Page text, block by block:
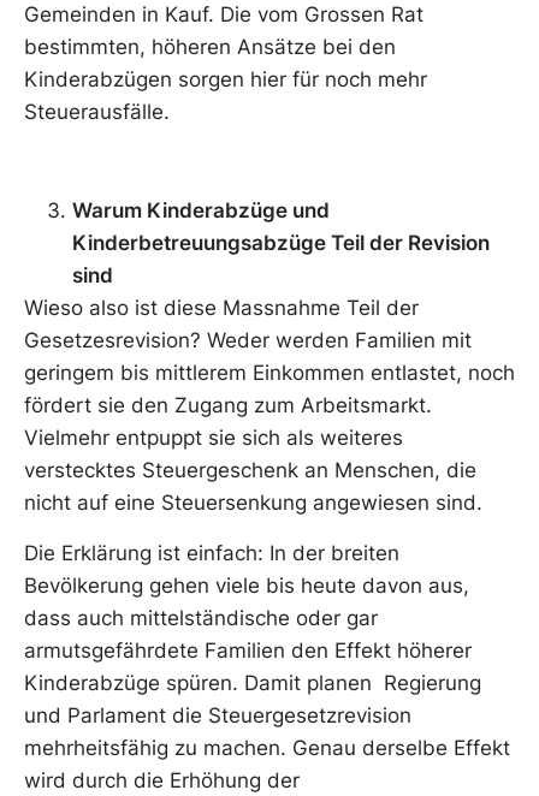
Gemeinden in Kauf. Die vom Grossen Rat
bestimmten, höheren Ansätze bei den
Kinderabzügen sorgen hier für noch mehr
Steuerausfälle.
Warum Kinderabzüge und
Kinderbetreuungsabzüge Teil der Revision
sind
Wieso also ist diese Massnahme Teil der
Gesetzesrevision? Weder werden Familien mit
geringem bis mittlerem Einkommen entlastet, noch
fördert sie den Zugang zum Arbeitsmarkt.
Vielmehr entpuppt sie sich als weiteres
verstecktes Steuergeschenk an Menschen, die
nicht auf eine Steuersenkung angewiesen sind.
Die Erklärung ist einfach: In der breiten
Bevölkerung gehen viele bis heute davon aus,
dass auch mittelständische oder gar
armutsgefährdete Familien den Effekt höherer
Kinderabzüge spüren. Damit planen Regierung
und Parlament die Steuergesetzrevision
mehrheitsfähig zu machen. Genau derselbe Effekt
wird durch die Erhöhung der